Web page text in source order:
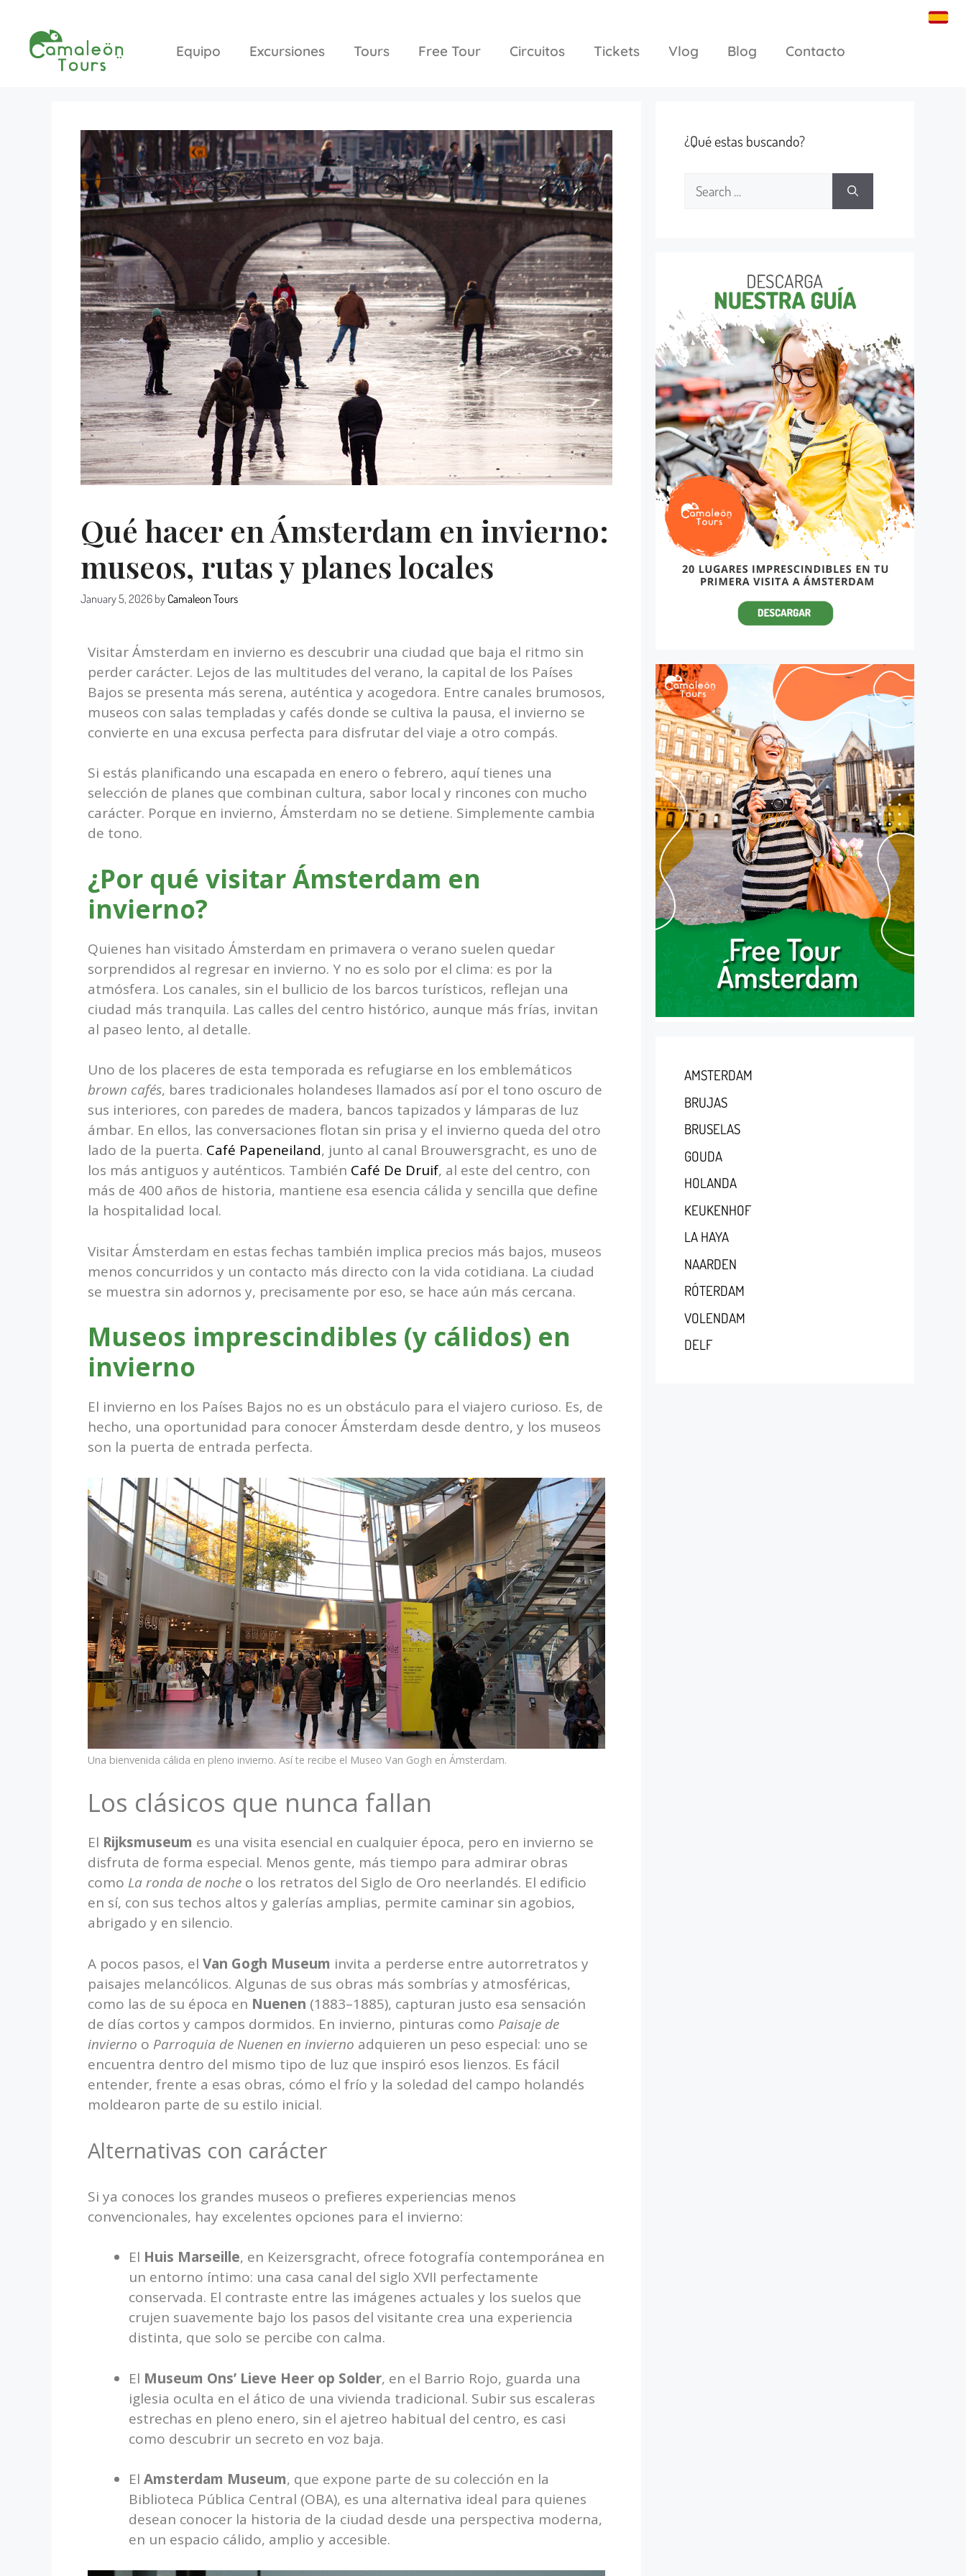
Equipo Excursiones Tours Free Tour Circuitos Tickets Vlog Blog Contacto
Qué hacer en Ámsterdam en invierno:
museos, rutas y planes locales
January 5, 2026byCamaleon Tours
Visitar Ámsterdam en invierno es descubrir una ciudad que baja el ritmo sin
perder carácter. Lejos de las multitudes del verano, la capital de los Países
Bajos se presenta más serena, auténtica y acogedora. Entre canales brumosos,
museos con salas templadas y cafés donde se cultiva la pausa, el invierno se
convierte en una excusa perfecta para disfrutar del viaje a otro compás.
Si estás planificando una escapada en enero o febrero, aquí tienes una
selección de planes que combinan cultura, sabor local y rincones con mucho
carácter. Porque en invierno, Ámsterdam no se detiene. Simplemente cambia
de tono.
¿Por qué visitar Ámsterdam en
invierno?
Quienes han visitado Ámsterdam en primavera o verano suelen quedar
sorprendidos al regresar en invierno. Y no es solo por el clima: es por la
atmósfera. Los canales, sin el bullicio de los barcos turísticos, reflejan una
ciudad más tranquila. Las calles del centro histórico, aunque más frías, invitan
al paseo lento, al detalle.
Uno de los placeres de esta temporada es refugiarse en los emblemáticos
brown cafés, bares tradicionales holandeses llamados así por el tono oscuro de
sus interiores, con paredes de madera, bancos tapizados y lámparas de luz
ámbar. En ellos, las conversaciones flotan sin prisa y el invierno queda del otro
lado de la puerta. Café Papeneiland, junto al canal Brouwersgracht, es uno de
los más antiguos y auténticos. También Café De Druif, al este del centro, con
más de 400 años de historia, mantiene esa esencia cálida y sencilla que define
la hospitalidad local.
Visitar Ámsterdam en estas fechas también implica precios más bajos, museos
menos concurridos y un contacto más directo con la vida cotidiana. La ciudad
se muestra sin adornos y, precisamente por eso, se hace aún más cercana.
Museos imprescindibles (y cálidos) en
invierno
El invierno en los Países Bajos no es un obstáculo para el viajero curioso. Es, de
hecho, una oportunidad para conocer Ámsterdam desde dentro, y los museos
son la puerta de entrada perfecta.
Una bienvenida cálida en pleno invierno. Así te recibe el Museo Van Gogh en Ámsterdam.
Los clásicos que nunca fallan
El Rijksmuseum es una visita esencial en cualquier época, pero en invierno se
disfruta de forma especial. Menos gente, más tiempo para admirar obras
como La ronda de noche o los retratos del Siglo de Oro neerlandés. El edificio
en sí, con sus techos altos y galerías amplias, permite caminar sin agobios,
abrigado y en silencio.
A pocos pasos, el Van Gogh Museum invita a perderse entre autorretratos y
paisajes melancólicos. Algunas de sus obras más sombrías y atmosféricas,
como las de su época en Nuenen (1883–1885), capturan justo esa sensación
de días cortos y campos dormidos. En invierno, pinturas como Paisaje de
invierno o Parroquia de Nuenen en invierno adquieren un peso especial: uno se
encuentra dentro del mismo tipo de luz que inspiró esos lienzos. Es fácil
entender, frente a esas obras, cómo el frío y la soledad del campo holandés
moldearon parte de su estilo inicial.
Alternativas con carácter
Si ya conoces los grandes museos o prefieres experiencias menos
convencionales, hay excelentes opciones para el invierno:
El Huis Marseille, en Keizersgracht, ofrece fotografía contemporánea en
un entorno íntimo: una casa canal del siglo XVII perfectamente
conservada. El contraste entre las imágenes actuales y los suelos que
crujen suavemente bajo los pasos del visitante crea una experiencia
distinta, que solo se percibe con calma.
El Museum Ons’ Lieve Heer op Solder, en el Barrio Rojo, guarda una
iglesia oculta en el ático de una vivienda tradicional. Subir sus escaleras
estrechas en pleno enero, sin el ajetreo habitual del centro, es casi
como descubrir un secreto en voz baja.
El Amsterdam Museum, que expone parte de su colección en la
Biblioteca Pública Central (OBA), es una alternativa ideal para quienes
desean conocer la historia de la ciudad desde una perspectiva moderna,
en un espacio cálido, amplio y accesible.
¿Qué estas buscando?
AMSTERDAM
BRUJAS
BRUSELAS
GOUDA
HOLANDA
KEUKENHOF
LA HAYA
NAARDEN
RÓTERDAM
VOLENDAM
DELF